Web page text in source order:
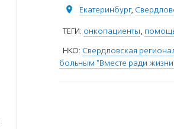
Екатеринбург,
ТЕГИ: онкопациенты,
НКО: Свердловская
больным "Вместе ради